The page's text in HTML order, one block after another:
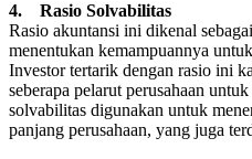
4. Rasio Solvabilitas
Rasio akuntansi ini dikenal
menentukan kemampuannya
Investor tertarik dengan rasio ini
seberapa pelarut perusahaan
solvabilitas digunakan untuk
panjang perusahaan, yang juga